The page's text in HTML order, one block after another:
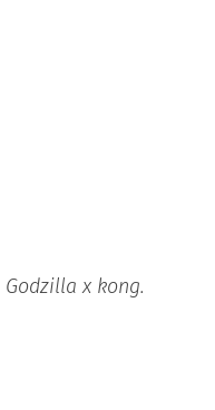
Godzilla x kong.